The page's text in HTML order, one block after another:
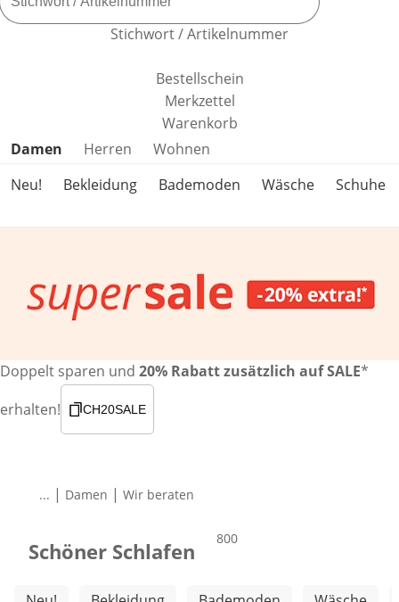
Stichwort / Artikelnummer
Bestellschein
Merkzettel
Warenkorb
Produktkategorien überspringen
Damen Herren
Wohnen
Neu!
Bekleidung Bademoden Wäsche Schuhe
Doppelt sparen und 20% Rabatt zusätzlich auf SALE*
erhalten!
CH20SALE
... | Damen | Wir beraten
Schöner Schlafen Produkte
800
Weitere Kategorien überspringen